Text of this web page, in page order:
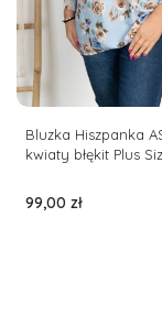
Bluzka Hiszpanka
kwiaty błękit Plus
Cena
99,00 zł